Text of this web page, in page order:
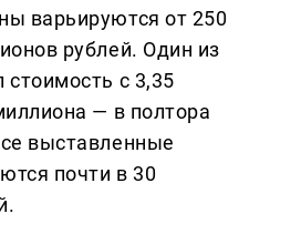
варьируются от 250
рублей. Один из
стоимость с 3,35
— в полтора
выставленные
почти в 30